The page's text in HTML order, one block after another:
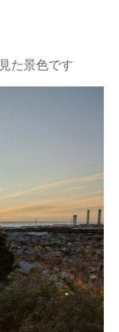
た景色です